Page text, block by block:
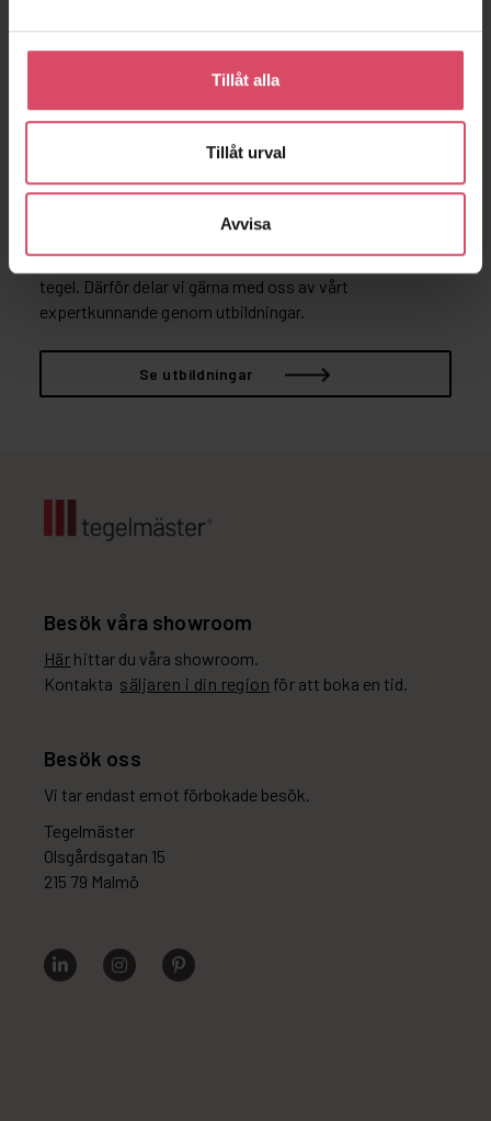
Tillåt alla
Tillåt urval
Avvisa
Tegelmäster® vill vara mer än endast din leverantör av
tegel. Därför delar vi gärna med oss av vårt
expertkunnande genom utbildningar.
Se utbildningar
Besök våra showroom
Här hittar du våra showroom.
Kontakta säljaren i din region för att boka en tid.
Besök oss
Vi tar endast emot förbokade besök.
Tegelmäster
Olsgårdsgatan 15
215 79 Malmö